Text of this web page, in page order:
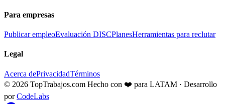
Para empresas
Publicar empleoEvaluación DISCPlanesHerramientas para reclutar
Legal
Acerca dePrivacidadTérminos
© 2026 TopTrabajos.com Hecho con ❤️ para LATAM · Desarrollo
por CodeLabs